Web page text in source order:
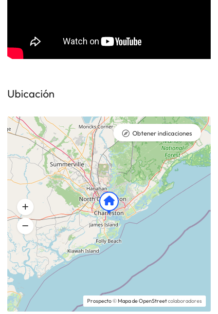
Ubicación
Prospecto© Mapa de OpenStreetcolaboradores
Obtener indicaciones